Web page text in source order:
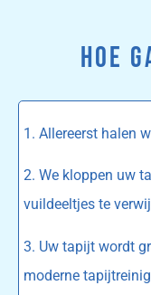
HOE
1. Allereerst halen
2. We kloppen uw
vuildeeltjes te
3. Uw tapijt wordt
moderne